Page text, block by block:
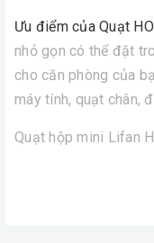
Ưu điểm của Quạt
nhỏ gọn có thể đặt
cho căn phòng của
máy tính, quạt chân,
Quạt hộp mini Lifan
cho cá nhân. Với